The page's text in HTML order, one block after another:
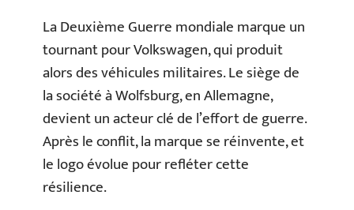
La Deuxième Guerre mondiale marque un
tournant pour Volkswagen, qui produit
alors des véhicules militaires. Le siège de
la société à Wolfsburg, en Allemagne,
devient un acteur clé de l’effort de guerre.
Après le conflit, la marque se réinvente, et
le logo évolue pour refléter cette
résilience.